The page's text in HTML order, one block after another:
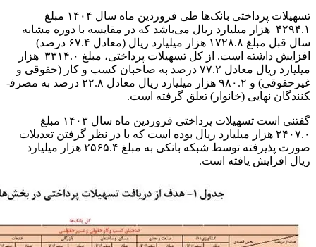
تسهیلات پرداختی بانک‌ها طی فروردین ماه سال ۱۴۰۴ مبلغ
۴۲۹۴.۱ هزار میلیارد ریال می‌باشد که در مقایسه با دوره مشابه
سال قبل مبلغ ۱۷۲۸.۸ هزار میلیارد ریال (معادل ۶۷.۴ درصد)
افزایش داشته است. از کل تسهیلات پرداختی، مبلغ ۳۳۱۴.۰ هزار
میلیارد ریال معادل ۷۷.۲ درصد به صاحبان کسب و کار (حقوقی و
غیرحقوقی) و ۹۸۰.۲ هزار میلیارد ریال معادل ۲۲.۸ درصد به مصرف­
کنندگان نهایی (خانوار) تعلق گرفته است.
گفتنی است تسهیلات پرداختی فروردین ماه سال ۱۴۰۳ مبلغ
۲۴۰۷.۰ هزار میلیارد ریال بوده است که با در نظر گرفتن تعدیلات
صورت پذیرفته توسط شبکه بانکی به مبلغ ۲۵۶۵.۴ هزار میلیارد
ریال افزایش یافته است.